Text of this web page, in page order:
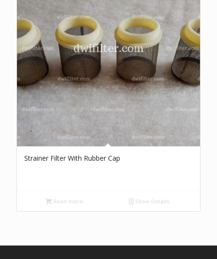
Strainer Filter With Rubber Cap
Read more Show Details